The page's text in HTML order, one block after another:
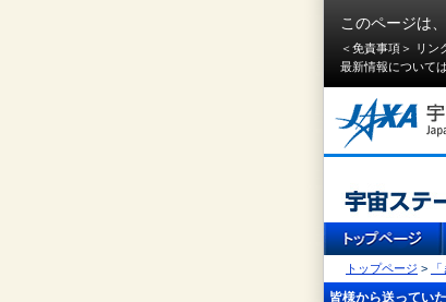
このページは
＜免責事項＞ リン
最新情報については
トップページ >
皆様から送ってい